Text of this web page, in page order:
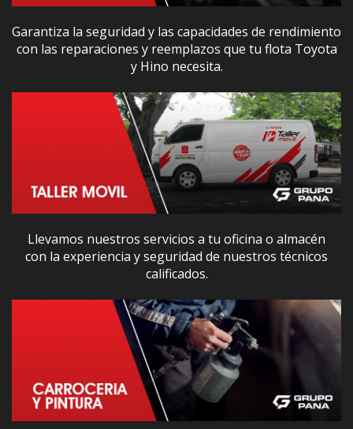
Garantiza la seguridad y las capacidades de rendimiento
con las reparaciones y reemplazos que tu flota Toyota
y Hino necesita.
Llevamos nuestros servicios a tu oficina o almacén
con la experiencia y seguridad de nuestros técnicos
calificados.